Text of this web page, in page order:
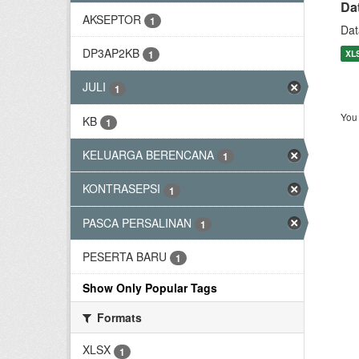
AKSEPTOR 1
DP3AP2KB 1
JULI 1
KB 1
KELUARGA BERENCANA 1
KONTRASEPSI 1
PASCA PERSALINAN 1
PESERTA BARU 1
Show Only Popular Tags
Formats
XLSX
1